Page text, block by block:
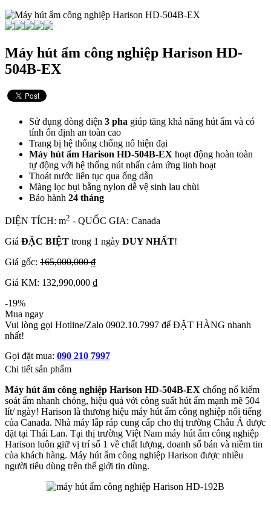
Máy hút ẩm công nghiệp Harison HD-
504B-EX
Sử dụng dòng điện 3 pha giúp tăng khả năng hút ẩm và có
tính ổn định an toàn cao
Trang bị hệ thống chống nổ hiện đại
Máy hút ẩm Harison HD-504B-EX hoạt động hoàn toàn
tự động với hệ thống nút nhấn cảm ứng linh hoạt
Thoát nước liên tục qua ống dẫn
Màng lọc bụi bằng nylon dễ vệ sinh lau chùi
Bảo hành 24 tháng
DIỆN TÍCH: m2 - QUỐC GIA: Canada
Giá ĐẶC BIỆT trong 1 ngày DUY NHẤT!
Giá gốc: 165,000,000 ₫
Giá KM: 132,990,000 ₫
-19%
Mua ngay
Vui lòng gọi Hotline/Zalo 0902.10.7997 để ĐẶT HÀNG nhanh
nhất!
Gọi đặt mua: 090 210 7997
Chi tiết sản phẩm
Máy hút ẩm công nghiệp Harison HD-504B-EX chống nổ kiểm
soát ẩm nhanh chóng, hiệu quả với công suất hút ẩm mạnh mẽ 504
lít/ ngày! Harison là thương hiệu máy hút ẩm công nghiệp nổi tiếng
của Canada. Nhà máy lắp ráp cung cấp cho thị trường Châu Á được
đặt tại Thái Lan. Tại thị trường Việt Nam máy hút ẩm công nghiệp
Harison luôn giữ vị trí số 1 về chất lượng, doanh số bán và niềm tin
của khách hàng. Máy hút ẩm công nghiệp Harison được nhiều
người tiêu dùng trên thế giới tin dùng.